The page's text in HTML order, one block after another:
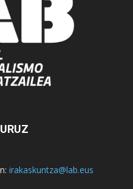
irakaskuntza@lab.eus